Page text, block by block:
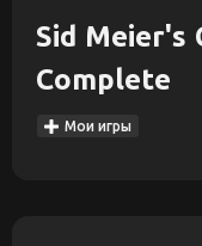
Sid Meier's
Complete
Мои игры